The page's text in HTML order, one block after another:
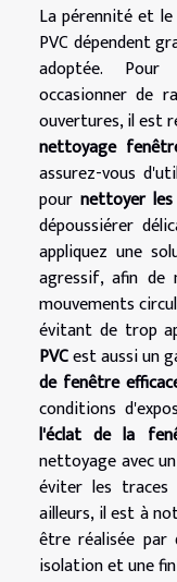
La pérennité et
PVC dépendent
adoptée.
occasionner de
ouvertures, il est
nettoyage
assurez-vous
pour nettoyer
dépoussiérer
appliquez une
agressif, afin de
mouvements
évitant de trop
PVCest aussi un
de fenêtre
conditions
l'éclat de la
nettoyage avec
éviter les traces
ailleurs, il est à
être réalisée par
isolation et une